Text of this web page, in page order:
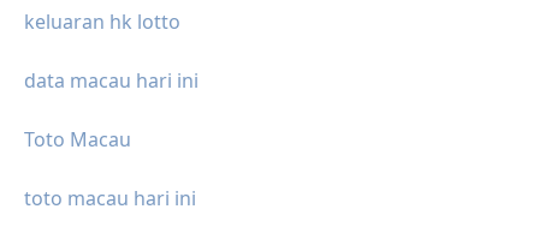
keluaran hk lotto
data macau hari ini
Toto Macau
toto macau hari ini